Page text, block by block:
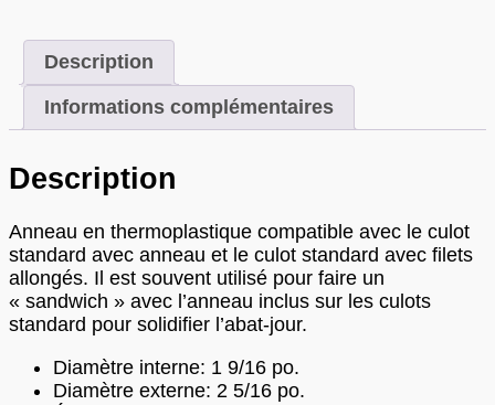
Description
Informations complémentaires
Description
Anneau en thermoplastique compatible avec le culot
standard avec anneau et le culot standard avec filets
allongés. Il est souvent utilisé pour faire un
« sandwich » avec l’anneau inclus sur les culots
standard pour solidifier l’abat-jour.
Diamètre interne: 1 9/16 po.
Diamètre externe: 2 5/16 po.